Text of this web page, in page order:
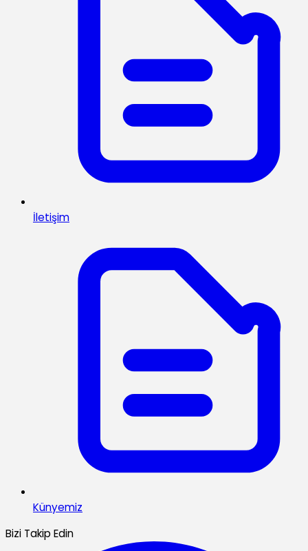
İletişim
Künyemiz
Bizi Takip Edin